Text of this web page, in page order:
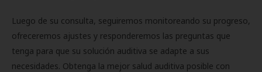
Luego de su consulta, seguiremos monitoreando su progreso,
ofreceremos ajustes y responderemos las preguntas que
tenga para que su solución auditiva se adapte a sus
necesidades. Obtenga la mejor salud auditiva posible con